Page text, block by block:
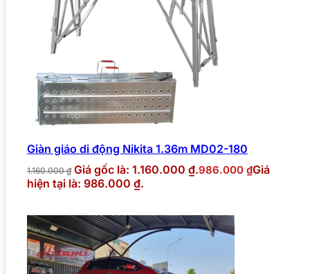
Giàn giáo di động Nikita 1.36m MD02-180
1.160.000₫ Giá gốc là: 1.160.000 ₫.986.000 ₫Giá
hiện tại là: 986.000 ₫.